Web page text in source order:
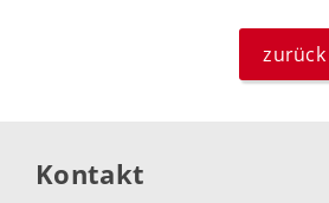
zurück
Kontakt